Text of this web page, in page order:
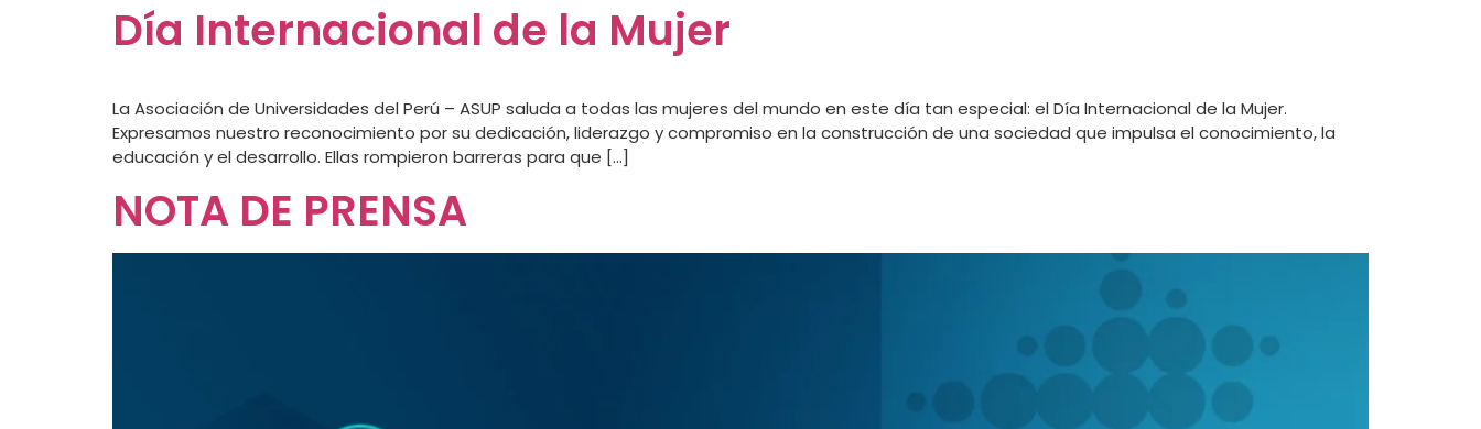
Día Internacional de la Mujer
La Asociación de Universidades del Perú – ASUP saluda a todas las mujeres del mundo en este día tan especial: el Día Internacional de la Mujer.
Expresamos nuestro reconocimiento por su dedicación, liderazgo y compromiso en la construcción de una sociedad que impulsa el conocimiento, la
educación y el desarrollo. Ellas rompieron barreras para que […]
NOTA DE PRENSA